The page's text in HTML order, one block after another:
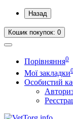
Назад
Кошик покупок: 0
Порівняння0
Мої закладки0
Особистий